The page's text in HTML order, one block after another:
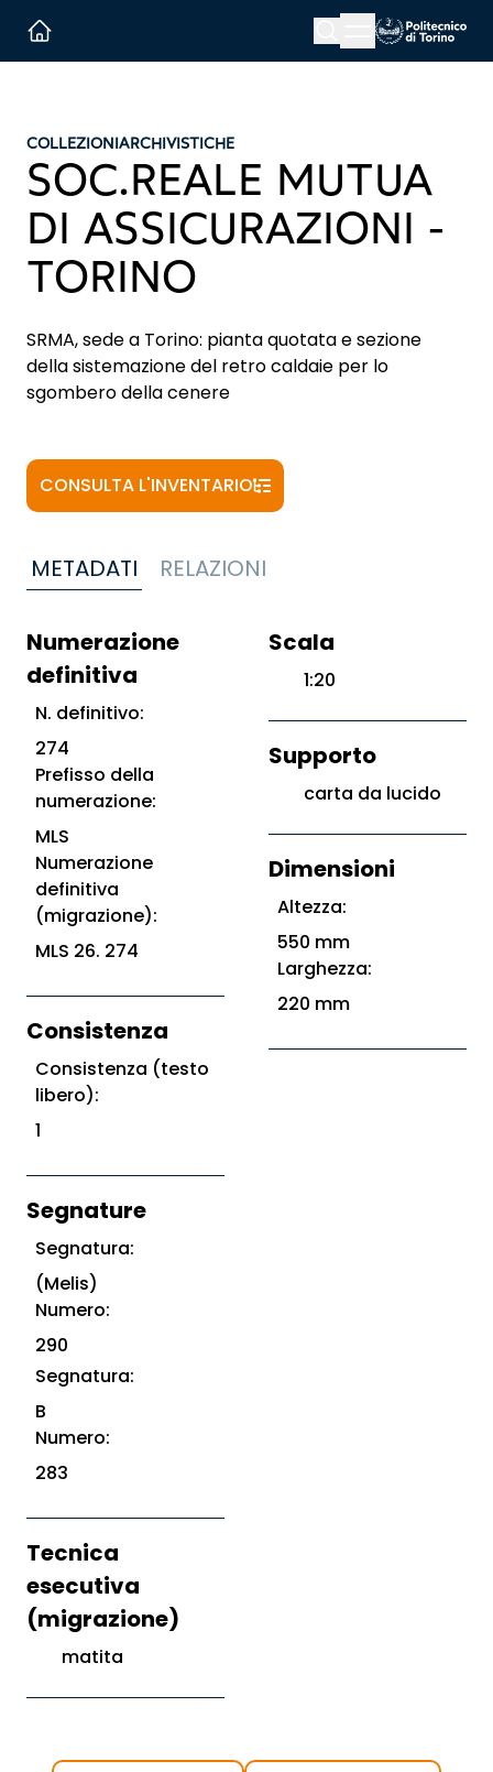
Menu button
COLLEZIONIARCHIVISTICHE
SOC.REALE MUTUA
DI ASSICURAZIONI -
TORINO
SRMA, sede a Torino: pianta quotata e sezione
della sistemazione del retro caldaie per lo
sgombero della cenere
CONSULTA L'INVENTARIO
METADATI RELAZIONI
Numerazione
definitiva
N. definitivo:
274
Prefisso della
numerazione:
MLS
Numerazione
definitiva
(migrazione):
MLS 26. 274
Consistenza
Consistenza (testo
libero):
1
Segnature
Segnatura:
(Melis)
Numero:
290
Segnatura:
B
Numero:
283
Tecnica
esecutiva
(migrazione)
matita
Scala
1:20
Supporto
carta da lucido
Dimensioni
Altezza:
550 mm
Larghezza:
220 mm